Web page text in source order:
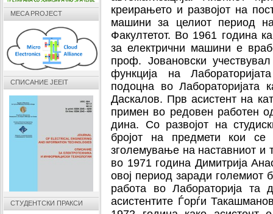
креирањето и развоjoт на
машини за целиот период
Факултетот. Во 1961 година
за електрични машини е
проф. Јовановски
функција на
подоцна во Лабораторијата
Даскалов. Прв асистент на
примен во редовен работен
дина. Со развојот на
бројот на предмети кои се
зголемување на наставниот и
во 1971 година Димитрија
овој период заради големиот
работа во Лабораторија та
асистентите Ѓорѓи
MECA PROJECT
СПИСАНИЕ JEEIT
СТУДЕНТСКИ ПРАКСИ